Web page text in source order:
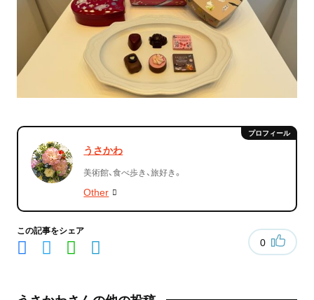
うさかわ
美術館、食べ歩き、旅好き。
Other
この記事をシェア
0